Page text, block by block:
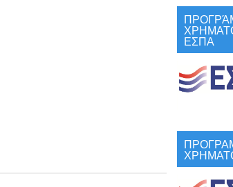
ΕΣΠΑ